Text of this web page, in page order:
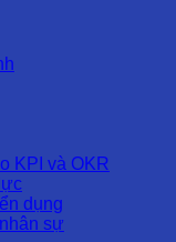
KPI và OKR
dụng
sự